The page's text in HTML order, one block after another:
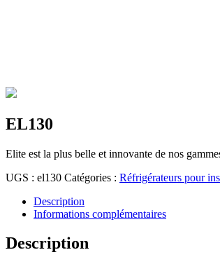
EL130
Elite est la plus belle et innovante de nos
UGS : el130 Catégories : Réfrigérateurs pour
Description
Informations complémentaires
Description